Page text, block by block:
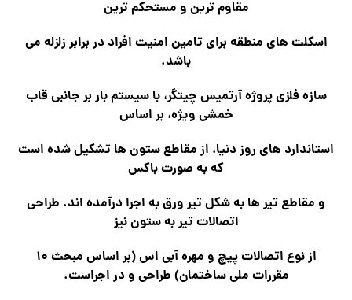
مقاوم ترین و مستحکم ترین
اسکلت های منطقه برای تامین امنیت افراد در برابر زلزله می
باشد.
سازه فلزی پروژه آرتمیس چیتگر، با سیستم بار بر جانبی قاب
خمشی ویژه، بر اساس
استاندارد های روز دنیا، از مقاطع ستون ها تشکیل شده است
که به صورت باکس
و مقاطع تیر ها به شکل تیر ورق به اجرا درآمده اند. طراحی
اتصالات تیر به ستون نیز
از نوع اتصالات پیچ و مهره آبی اس (بر اساس مبحث ۱۰
مقررات ملی ساختمان) طراحی و در اجراست.